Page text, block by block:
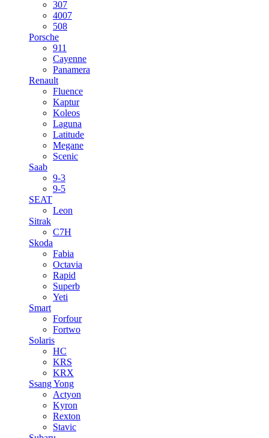
307
4007
508
Porsche
911
Cayenne
Panamera
Renault
Fluence
Kaptur
Koleos
Laguna
Latitude
Megane
Scenic
Saab
9-3
9-5
SEAT
Leon
Sitrak
C7H
Skoda
Fabia
Octavia
Rapid
Superb
Yeti
Smart
Forfour
Fortwo
Solaris
HC
KRS
KRX
Ssang Yong
Actyon
Kyron
Rexton
Stavic